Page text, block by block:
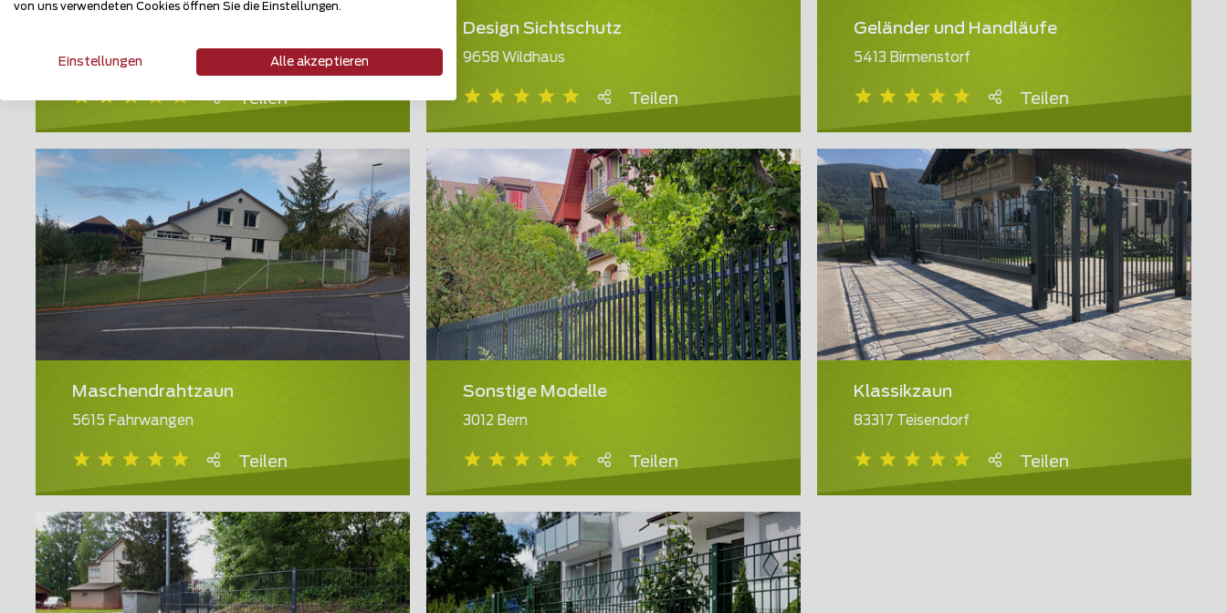
3947 Ergisch
Teilen
Design Sichtschutz
9658 Wildhaus
Teilen
Geländer und Handläufe
5413 Birmenstorf
Teilen
Maschendrahtzaun
5615 Fahrwangen
Teilen
Sonstige Modelle
3012 Bern
Teilen
Klassikzaun
83317 Teisendorf
Teilen
von uns verwendeten Cookies öffnen Sie die Einstellungen.
Einstellungen Alle akzeptieren